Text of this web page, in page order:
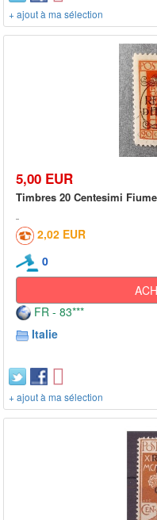
+ ajout à ma sélection
5,00 EUR
Timbres 20 Centesimi
2,02 EUR
0
FR - 83***
Italie
+ ajout à ma sélection